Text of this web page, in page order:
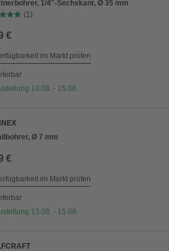
1/4"-Sechskant, Ø 35 mm
(1)
€
im Markt prüfen
13.08. - 15.08.
Ø 7 mm
€
im Markt prüfen
13.08. - 15.08.